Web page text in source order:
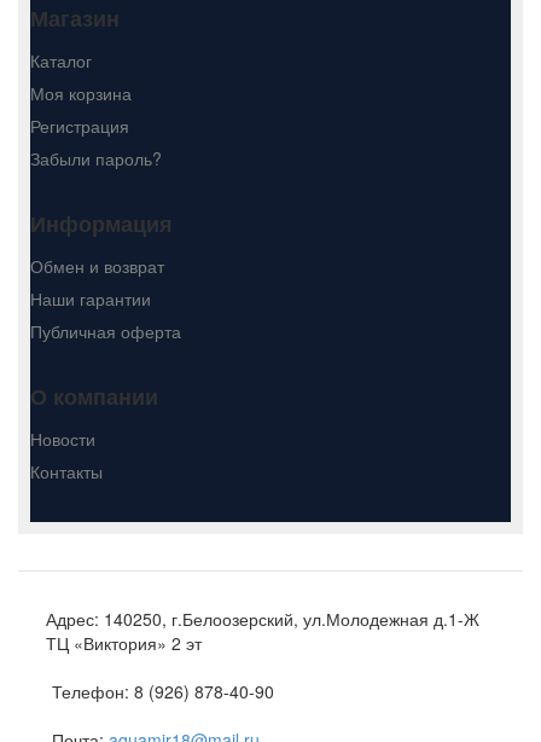
Магазин
Каталог
Моя корзина
Регистрация
Забыли пароль?
Информация
Обмен и возврат
Наши гарантии
Публичная оферта
О компании
Новости
Контакты
Адрес: 140250, г.Белоозерский, ул.Молодежная д.1-Ж
ТЦ «Виктория» 2 эт
Телефон: 8 (926) 878-40-90